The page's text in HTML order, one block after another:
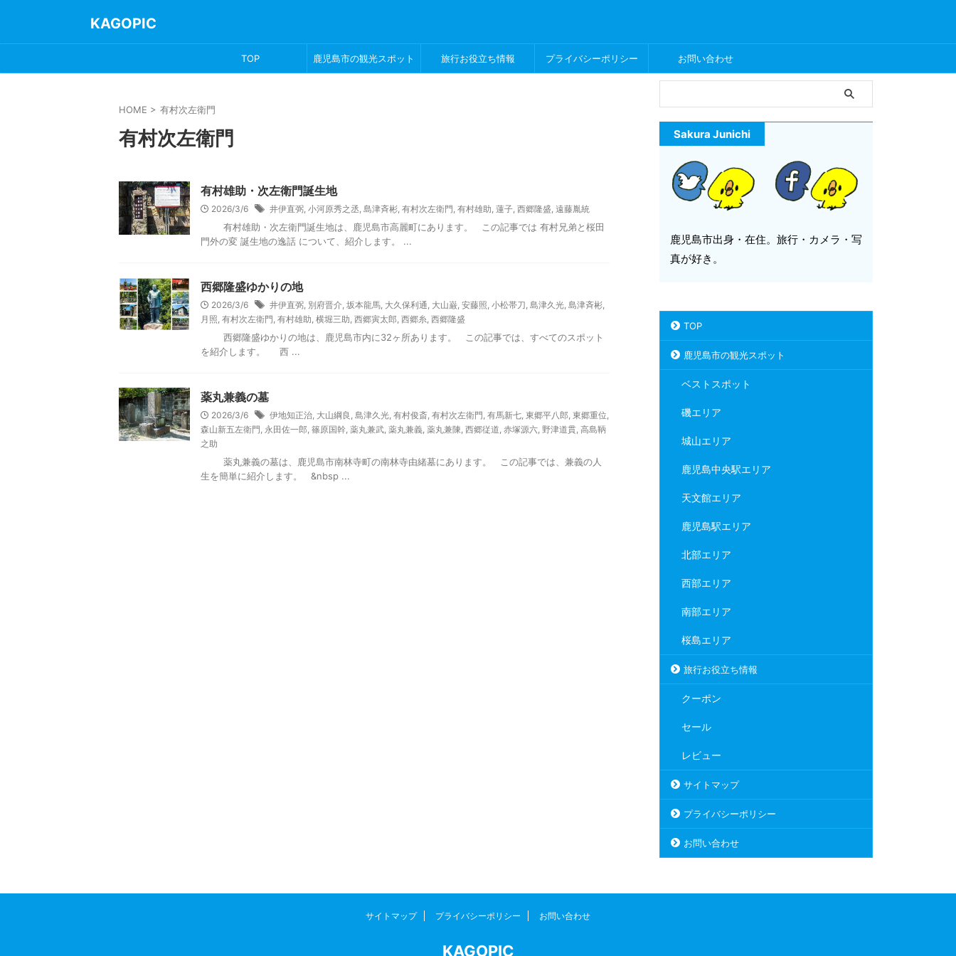
KAGOPIC
TOP 鹿児島市の観光スポット 旅行お役立ち情報 プライバシーポリシー お問い合わせ
HOME > 有村次左衛門
有村次左衛門
有村雄助・次左衛門誕生地
2026/3/6 井伊直弼, 小河原秀之丞, 島津斉彬, 有村次左衛門, 有村雄助, 蓮子, 西郷隆盛, 遠藤胤統
有村雄助・次左衛門誕生地は、鹿児島市高麗町にあります。 この記事では 有村兄弟と桜田
門外の変 誕生地の逸話 について、紹介します。 ...
西郷隆盛ゆかりの地
2026/3/6 井伊直弼, 別府晋介, 坂本龍馬, 大久保利通, 大山巌, 安藤照, 小松帯刀, 島津久光, 島津斉彬,
月照, 有村次左衛門, 有村雄助, 横堀三助, 西郷寅太郎, 西郷糸, 西郷隆盛
西郷隆盛ゆかりの地は、鹿児島市内に32ヶ所あります。 この記事では、すべてのスポット
を紹介します。 西 ...
薬丸兼義の墓
2026/3/6 伊地知正治, 大山綱良 , 島津久光, 有村俊斎, 有村次左衛門, 有馬新七, 東郷平八郎, 東郷重位,
森山新五左衛門, 永田佐一郎, 篠原国幹, 薬丸兼武, 薬丸兼義, 薬丸兼陳, 西郷従道, 赤塚源六, 野津道貫, 高島鞆
之助
薬丸兼義の墓は、鹿児島市南林寺町の南林寺由緒墓にあります。 この記事では、兼義の人
生を簡単に紹介します。 &nbsp ...
Sakura Junichi
鹿児島市出身・在住。旅行・カメラ・写
真が好き。
TOP
鹿児島市の観光スポット
ベストスポット
磯エリア
城山エリア
鹿児島中央駅エリア
天文館エリア
鹿児島駅エリア
北部エリア
西部エリア
南部エリア
桜島エリア
旅行お役立ち情報
クーポン
セール
レビュー
サイトマップ
プライバシーポリシー
お問い合わせ
サイトマップ プライバシーポリシー お問い合わせ
KAGOPIC